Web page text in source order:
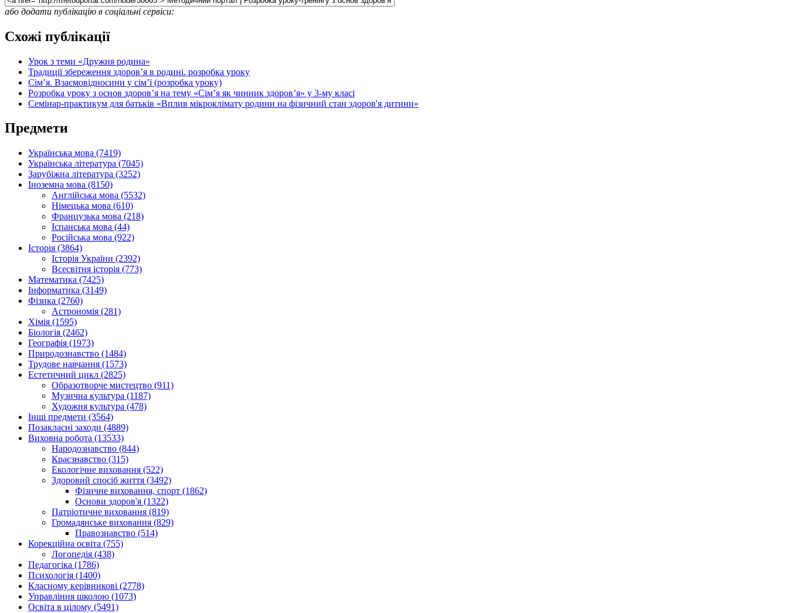
або додати публікацію в соціальні сервіси:
Схожі публікації
Урок з теми «Дружня родина»
Традиції збереження здоров’я в родині. розробка уроку
Сім’я. Взаємовідносини у сім’ї (розробка уроку)
Розробка уроку з основ здоров’я на тему «Сім’я як чинник здоров’я» у 3-му класі
Семінар-практикум для батьків «Вплив мікроклімату родини на фізичний стан здоров'я дитини»
Предмети
Українська мова (7419)
Українська література (7045)
Зарубіжна література (3252)
Іноземна мова (8150)
Англійська мова (5532)
Німецька мова (610)
Французька мова (218)
Іспанська мова (44)
Російська мова (922)
Історія (3864)
Історія України (2392)
Всесвітня історія (773)
Математика (7425)
Інформатика (3149)
Фізика (2760)
Астрономія (281)
Хімія (1595)
Біологія (2462)
Географія (1973)
Природознавство (1484)
Трудове навчання (1573)
Естетичний цикл (2825)
Образотворче мистецтво (911)
Музична культура (1187)
Художня культура (478)
Інші предмети (3564)
Позакласні заходи (4889)
Виховна робота (13533)
Народознавство (844)
Краєзнавство (315)
Екологічне виховання (522)
Здоровий спосіб життя (3492)
Фізичне виховання, спорт (1862)
Основи здоров'я (1322)
Патріотичне виховання (819)
Громадянське виховання (829)
Правознавство (514)
Корекційна освіта (755)
Логопедія (438)
Педагогіка (1786)
Психологія (1400)
Класному керівникові (2778)
Управління школою (1073)
Освіта в цілому (5491)